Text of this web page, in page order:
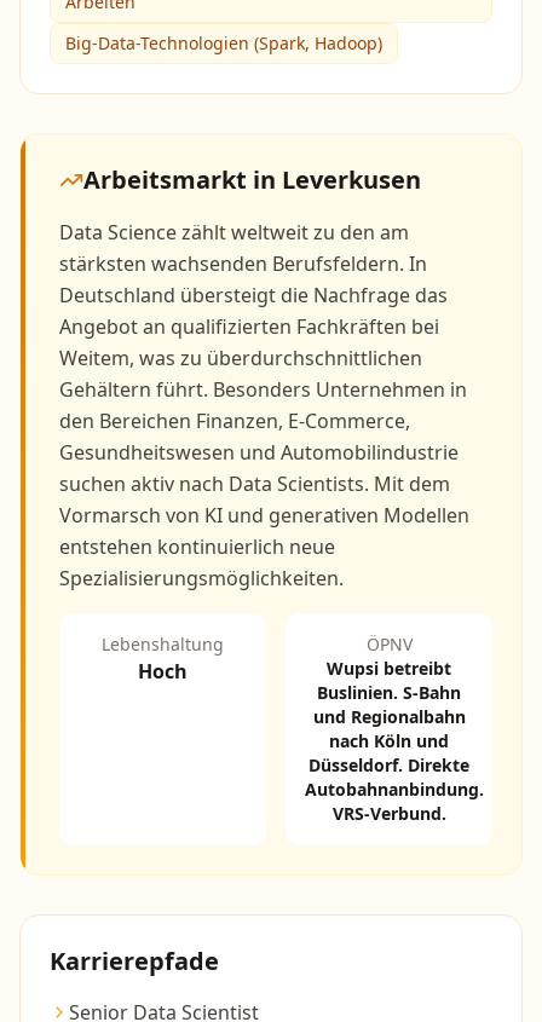
Big-Data-Technologien (Spark, Hadoop)
Arbeitsmarkt in Leverkusen
Data Science zählt weltweit zu den am
stärksten wachsenden Berufsfeldern. In
Deutschland übersteigt die Nachfrage das
Angebot an qualifizierten Fachkräften bei
Weitem, was zu überdurchschnittlichen
Gehältern führt. Besonders Unternehmen in
den Bereichen Finanzen, E-Commerce,
Gesundheitswesen und Automobilindustrie
suchen aktiv nach Data Scientists. Mit dem
Vormarsch von KI und generativen Modellen
entstehen kontinuierlich neue
Spezialisierungsmöglichkeiten.
Lebenshaltung
Hoch
ÖPNV
Wupsi betreibt
Buslinien. S-Bahn
und Regionalbahn
nach Köln und
Düsseldorf. Direkte
Autobahnanbindung.
VRS-Verbund.
Karrierepfade
Senior Data Scientist